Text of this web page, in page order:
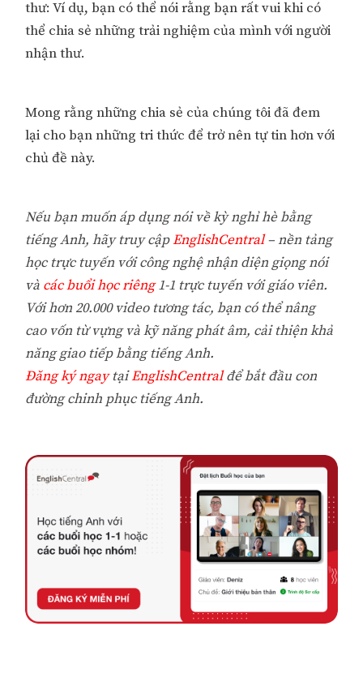
thư: Ví dụ, bạn có thể nói rằng bạn rất vui khi có
thể chia sẻ những trải nghiệm của mình với người
nhận thư.
Mong rằng những chia sẻ của chúng tôi đã đem
lại cho bạn những tri thức để trở nên tự tin hơn với
chủ đề này.
Nếu bạn muốn áp dụng nói về kỳ nghỉ hè bằng
tiếng Anh, hãy truy cậpEnglishCentral– nền tảng
học trực tuyến với công nghệ nhận diện giọng nói
và các buổi học riêng1-1 trực tuyến với giáo viên.
Với hơn 20.000 video tương tác, bạn có thể nâng
cao vốn từ vựng và kỹ năng phát âm, cải thiện khả
năng giao tiếp bằng tiếng Anh.
Đăng ký ngaytạiEnglishCentralđể bắt đầu con
đường chinh phục tiếng Anh.